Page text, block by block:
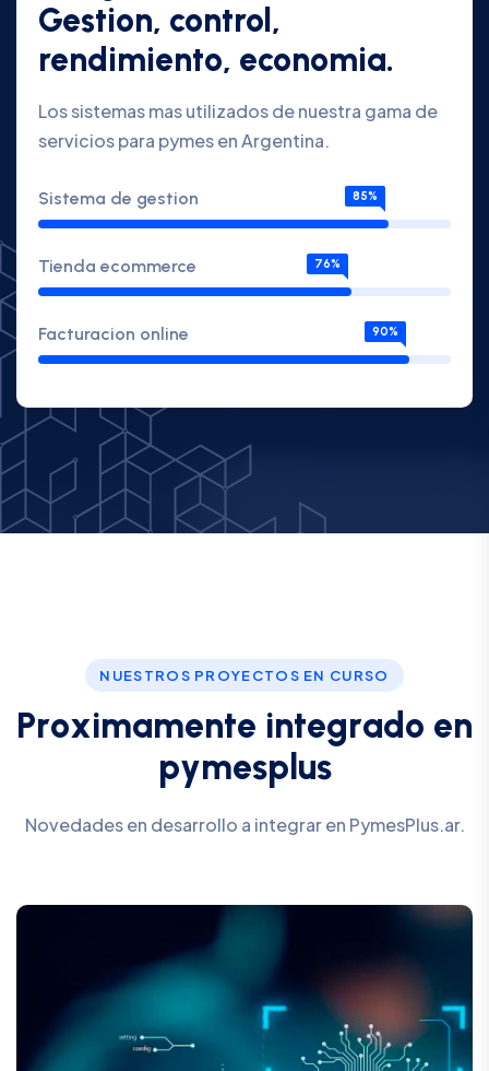
Gestion, control,
rendimiento, economia.
Los sistemas mas utilizados de nuestra gama de
servicios para pymes en Argentina.
Sistema de gestion 85%
Tienda ecommerce 76%
Facturacion online 90%
NUESTROS PROYECTOS EN CURSO
Proximamente integrado en
pymesp us
Novedades en desarrollo a integrar en PymesPlus.ar.